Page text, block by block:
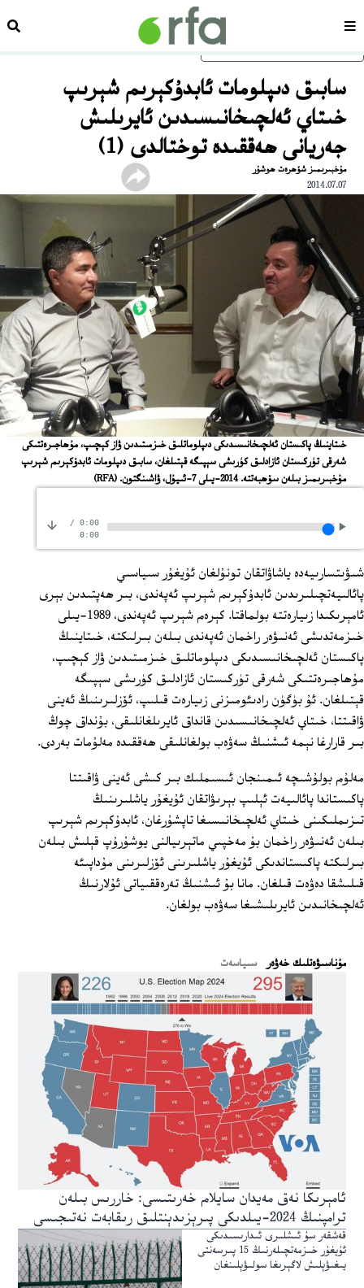
ئاساسلىق مەزمۇنغا ئاتلاڭسەھىپە
سابىق دىپلومات ئابدۇكېرىم شېرىپ
خىتاي ئەلچىخانىسىدىن ئايرىلىش
جەريانى ھەققىدە توختالدى (1)
مۇخبىرىمىز شۆھرەت ھوشۇر
2014.07.07
خىتاينىڭ پاكىستان ئەلچىخانىسىدىكى دىپلوماتلىق خىزمىتىدىن ۋاز كېچىپ، مۇھاجىرەتتىكى
شەرقى تۈركىستان ئازادلىق كۈرىشى سېپىگە قېتىلغان، سابىق دىپلومات ئابدۇكېرىم شېرىپ
مۇخبىرىمىز بىلەن سۆھبەتتە. 2014-يىلى 7-ئىيۇل، ۋاشىنگتون.
(RFA)
0:00
/
0:00
شىۋىتسارىيەدە ياشاۋاتقان تونۇلغان ئۇيغۇر سىياسىي
پائالىيەتچىلىرىدىن ئابدۇكېرىم شېرىپ ئەپەندى، بىر ھەپتىدىن بېرى
ئامېرىكىدا زىيارەتتە بولماقتا. كېرەم شېرىپ ئەپەندى، 1989-يىلى
خىزمەتدىشى ئەنىۋەر راخمان ئەپەندى بىلەن بىرلىكتە، خىتاينىڭ
پاكىستان ئەلچىخانىسىدىكى دىپلوماتلىق خىزمىتىدىن ۋاز كېچىپ،
مۇھاجىرەتتىكى شەرقى تۈركىستان ئازادلىق كۈرىشى سېپىگە
قېتىلغان. ئۇ بۈگۈن رادىئومىزنى زىيارەت قىلىپ، ئۆزلىرىنىڭ ئەينى
ۋاقىتتا، خىتاي ئەلچىخانىسىدىن قانداق ئايرىلغانلىقى، بۇنداق چوڭ
بىر قارارغا نېمە ئىشنىڭ سەۋەب بولغانلىقى ھەققىدە مەلۇمات بەردى.
مەلۇم بولۇشىچە ئىمىنجان ئىسىملىك بىر كىشى ئەينى ۋاقىتتا
پاكىستاندا پائالىيەت ئېلىپ بېرىۋاتقان ئۇيغۇر ياشلىرىنىڭ
تىزىملىكىنى خىتاي ئەلچىخانىسىغا تاپشۇرغان، ئابدۇكېرىم شېرىپ
بىلەن ئەنىۋەر راخمان بۇ مەخپىي ماتېرىيالنى يوشۇرۇپ قېلىش بىلەن
بىرلىكتە پاكىستاندىكى ئۇيغۇر ياشلىرىنى ئۆزلىرىنى مۇداپىئە
قىلىشقا دەۋەت قىلغان. مانا بۇ ئىشنىڭ تەرەققىياتى ئۇلارنىڭ
ئەلچىخانىدىن ئايرىلىشىغا سەۋەب بولغان.
ﻣﯘﻧﺎﺳﯩﯟﻩﺗﻠﯩﻚ ﺧﻪﯞﻩﺭ سىياسەت
ئامېرىكا نەق مەيدان سايلام خەرىتىسى: خاررىس بىلەن
ترامپنىڭ 2024-يىلدىكى پىرېزىدېنتلىق رىقابەت نەتىجىسى
قەشقەر سۇ ئىشلىرى ئىدارىسىدىكى
ئۇيغۇر خىزمەتچىلەرنىڭ 15 پىرسەنتى
يىغىۋېلىش لاگېرىغا سولىۋېلىنغان